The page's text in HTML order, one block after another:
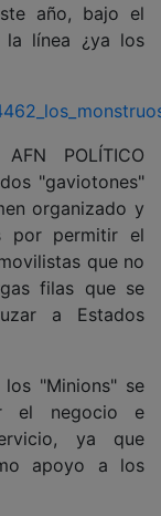
año, bajo el
la línea ¿ya los
POLÍTICO
"gaviotones"
organizado y
por permitir el
que no
filas que se
a Estados
"Minions" se
el negocio e
ya que
apoyo a los